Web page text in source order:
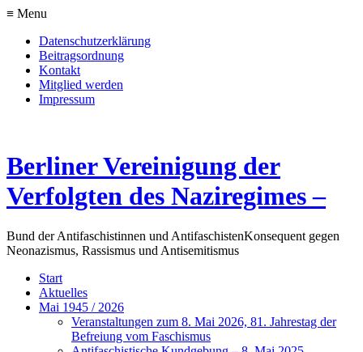
≡ Menu
Datenschutzerklärung
Beitragsordnung
Kontakt
Mitglied werden
Impressum
Berliner Vereinigung der
Verfolgten des Naziregimes –
Bund der Antifaschistinnen und AntifaschistenKonsequent gegen
Neonazismus, Rassismus und Antisemitismus
Start
Aktuelles
Mai 1945 / 2026
Veranstaltungen zum 8. Mai 2026, 81. Jahrestag der
Befreiung vom Faschismus